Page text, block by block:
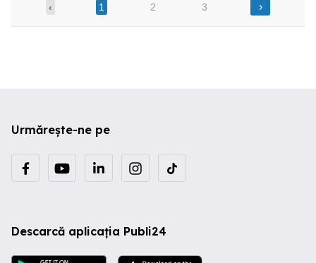
‹ 1 2 3 ›
Urmărește-ne pe
Descarcă aplicația Publi24